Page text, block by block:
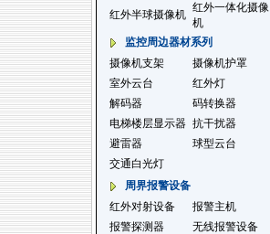
红外半球摄像机
红外一体化摄像
机
监控周边器材系列
摄像机支架
摄像机护罩
室外云台
红外灯
解码器
码转换器
电梯楼层显示器 抗干扰器
避雷器
球型云台
交通白光灯
周界报警设备
红外对射设备
报警主机
报警探测器
无线报警设备